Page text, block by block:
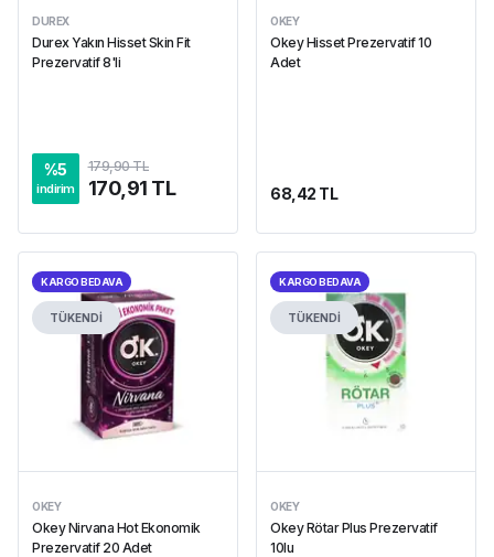
DUREX
Durex Yakın Hisset Skin Fit
Prezervatif 8'li
%5
indirim
179,90 TL
170,91 TL
OKEY
Okey Hisset Prezervatif 10
Adet
68,42 TL
KARGO BEDAVA
TÜKENDİ
OKEY
Okey Nirvana Hot Ekonomik
Prezervatif 20 Adet
KARGO BEDAVA
TÜKENDİ
OKEY
Okey Rötar Plus Prezervatif
10lu